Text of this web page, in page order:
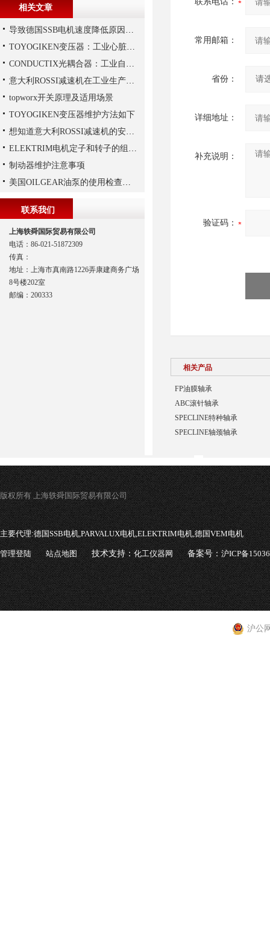
常用邮箱：
省份：
详细地址：
补充说明：
验证码：
相关产品
FP油膜轴承
ABC滚针轴承
SPECLINE特种轴承
SPECLINE轴颈轴承
相关文章
导致德国SSB电机速度降低原因有哪些?
TOYOGIKEN变压器：工业心脏的“隐形守护者”
CONDUCTIX光耦合器：工业自动化的“安全信使”
意大利ROSSI减速机在工业生产中的主要应用场景与技术优势
topworx开关原理及适用场景
TOYOGIKEN变压器维护方法如下
想知道意大利ROSSI减速机的安装技巧，那就看这里
ELEKTRIM电机定子和转子的组成结构如下
制动器维护注意事项
美国OILGEAR油泵的使用检查及流程
联系我们
上海轶舜国际贸易有限公司
电话：86-021-51872309
传真：
地址：上海市真南路1226弄康建商务广场
8号楼202室
邮编：200333
版权所有 上海轶舜国际贸易有限公司
主要代理:德国SSB电机,PARVALUX电机,ELEKTRIM电机,德国VEM电机
管理登陆 站点地图 技术支持：化工仪器网 备案号：沪ICP备
沪公